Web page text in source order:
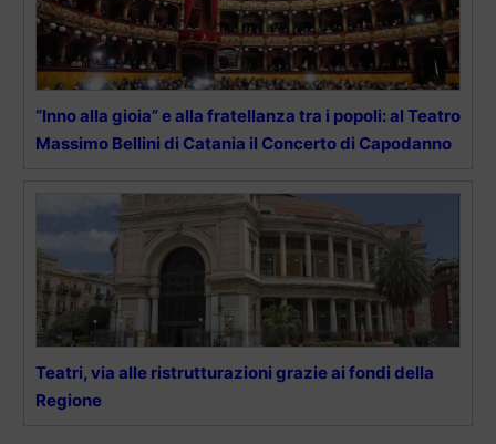
“Inno alla gioia” e alla fratellanza tra i popoli: al Teatro
Massimo Bellini di Catania il Concerto di Capodanno
Teatri, via alle ristrutturazioni grazie ai fondi della
Regione